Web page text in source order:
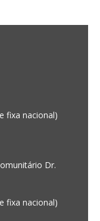
fixa nacional)
Dr.
fixa nacional)